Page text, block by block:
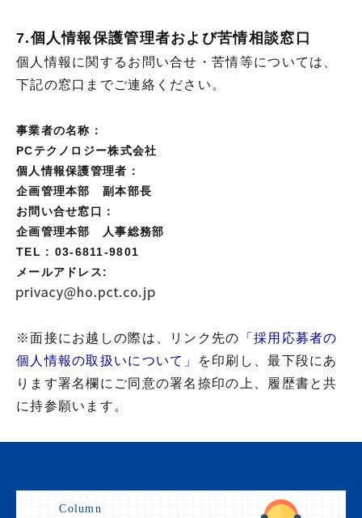
7.個人情報保護管理者および苦情相談窓口
個人情報に関するお問い合せ・苦情等については、
下記の窓口までご連絡ください。
事業者の名称：
PCテクノロジー株式会社
個人情報保護管理者：
企画管理本部 副本部長
お問い合せ窓口：
企画管理本部 人事総務部
TEL : 03-6811-9801
メールアドレス:
※面接にお越しの際は、リンク先の 「採用応募者の
個人情報の取扱いについて」
を印刷し、最下段にあ
ります署名欄にご同意の署名捺印の上、履歴書と共
に持参願います。
Column